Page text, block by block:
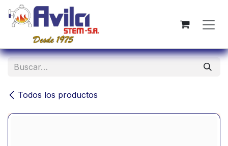
Ir al contenido
Todos los productos